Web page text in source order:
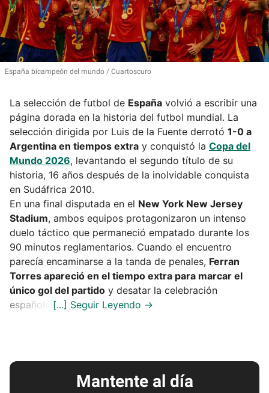
España bicampeón del mundo Cuartoscuro
La selección de futbol de España volvió a escribir una
página dorada en la historia del futbol mundial. La
selección dirigida por Luis de la Fuente derrotó 1-0 a
Argentina en tiempos extra y conquistó la Copa del
Mundo 2026, levantando el segundo título de su
historia, 16 años después de la inolvidable conquista
en Sudáfrica 2010.
En una final disputada en el New York New Jersey
Stadium, ambos equipos protagonizaron un intenso
duelo táctico que permaneció empatado durante los
90 minutos reglamentarios. Cuando el encuentro
parecía encaminarse a la tanda de penales, Ferran
Torres apareció en el tiempo extra para marcar el
único gol del partido y desatar la celebración
española.
Mantente al día